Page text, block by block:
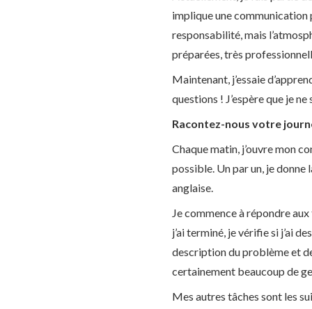
implique une communication
responsabilité, mais
préparées, très
Maintenant, j’essaie
questions ! J’espère que je
Racontez-nous votre
Chaque matin, j’ouvre mon
possible. Un par un, je donne
anglaise.
Je commence à répondre
j’ai terminé, je vérifie si j’ai
description du problème et
certainement beaucoup de
Mes autres tâches sont les